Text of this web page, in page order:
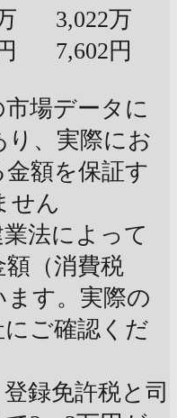
3,022万
7,602円
場データに
り、実際にお
額を保証す
せん
法によって
（消費税
す。実際の
ご確認くだ
録免許税と司